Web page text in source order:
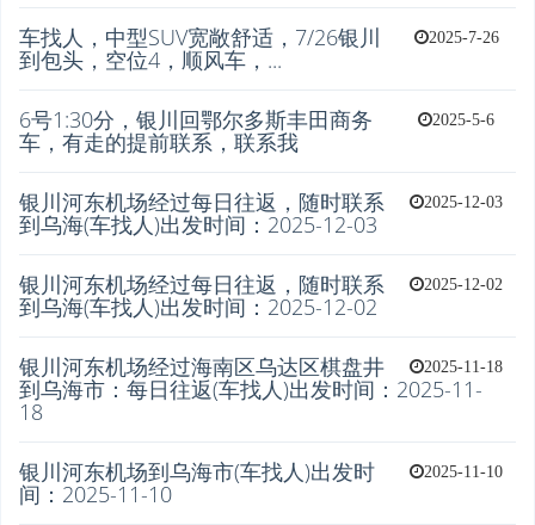
2025-7-26
车找人，中型SUV宽敞舒适，7/26银川
到包头，空位4，顺风车，...
2025-5-6
6号1:30分，银川回鄂尔多斯丰田商务
车，有走的提前联系，联系我
2025-12-03
银川河东机场经过每日往返，随时联系
到乌海(车找人)出发时间：2025-12-03
2025-12-02
银川河东机场经过每日往返，随时联系
到乌海(车找人)出发时间：2025-12-02
2025-11-18
银川河东机场经过海南区乌达区棋盘井
到乌海市：每日往返(车找人)出发时间：2025-11-
18
2025-11-10
银川河东机场到乌海市(车找人)出发时
间：2025-11-10